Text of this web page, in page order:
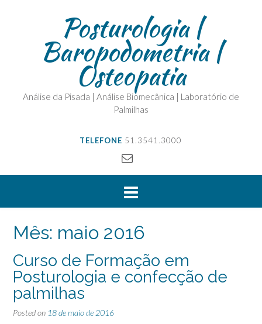
Posturologia |
Baropodometria |
Osteopatia
Análise da Pisada | Análise Biomecânica | Laboratório de
Palmilhas
TELEFONE 51.3541.3000
Mês: maio 2016
Curso de Formação em
Posturologia e confecção de
palmilhas
Posted on 18 de maio de 2016